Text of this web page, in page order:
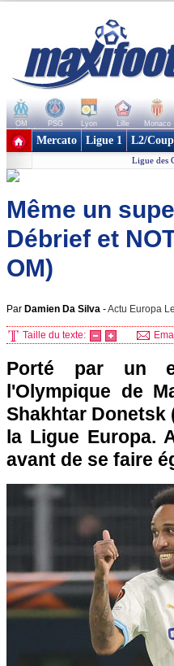
OM PSG Lyon Lille Monaco
+ de clubs
Mercato Ligue 1 L2/
Ligue des
Même un
Débrief et
OM)
Par Damien Da Silva -Actu Europa
Taille du texte:
Porté par un
l'Olympique de
Shakhtar Donetsk
la Ligue Europa.
avant de se faire